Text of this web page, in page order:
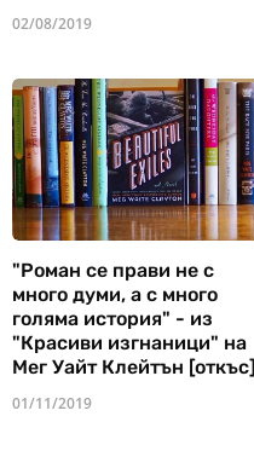
02/08/2019
"Роман се прави не с
много думи, а с много
голяма история" - из
"Красиви изгнаници" на
Мег Уайт Клейтън [откъс]
01/11/2019